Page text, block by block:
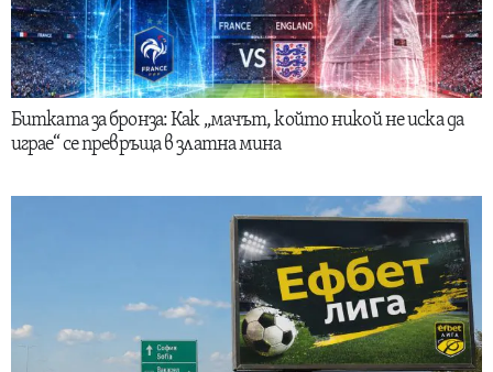
Битката за бронза: Как „мачът, който никой не иска да
играе“ се превръща в златна мина